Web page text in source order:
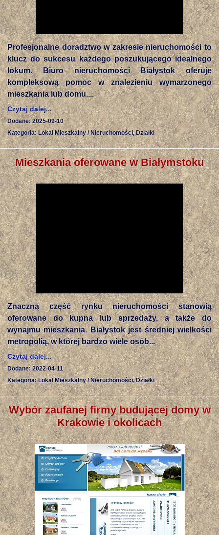
Profesjonalne doradztwo w zakresie nieruchomości to
klucz do sukcesu każdego poszukującego idealnego
lokum. Biuro nieruchomości Białystok oferuje
kompleksową pomoc w znalezieniu wymarzonego
mieszkania lub domu....
Czytaj dalej...
Dodane: 2025-09-10
Kategoria: Lokal Mieszkalny / Nieruchomości, Działki
Mieszkania oferowane w Białymstoku
Znaczną część rynku nieruchomości stanowią
oferowane do kupna lub sprzedaży, a także do
wynajmu mieszkania. Białystok jest średniej wielkości
metropolią, w której bardzo wiele osób...
Czytaj dalej...
Dodane: 2022-04-11
Kategoria: Lokal Mieszkalny / Nieruchomości, Działki
Wybór zaufanej firmy budującej domy w
Krakowie i okolicach